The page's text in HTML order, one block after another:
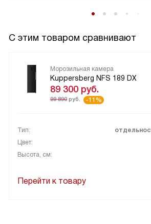
С этим товаром сравнивают
Морозильная камера
Kuppersberg NFS 189 DX
89 300 руб.
99 890 руб. -11%
Тип:
Цвет:
Высота, см:
Перейти к товару